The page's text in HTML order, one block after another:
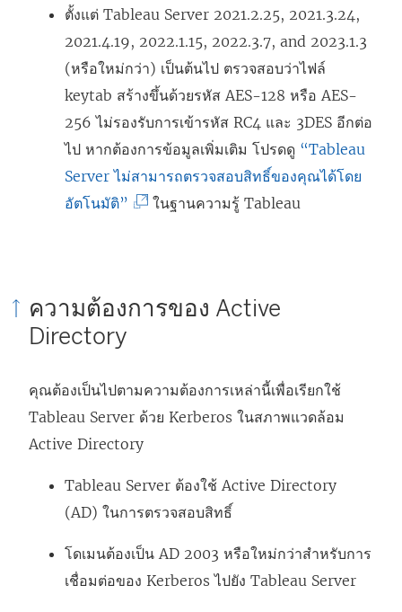
ม่
)
ตั้งแต่ Tableau Server 2021.2.25, 2021.3.24,
2021.4.19, 2022.1.15, 2022.3.7, and 2023.1.3
(หรือใหม่กว่า) เป็นต้นไป ตรวจสอบว่าไฟล์
keytab สร้างขึ้นด้วยรหัส AES-128 หรือ AES-
256 ไม่รองรับการเข้ารหัส RC4 และ 3DES อีกต่อ
ไป หากต้องการข้อมูลเพิ่มเติม โปรดดู “Tableau
Server ไม่สามารถตรวจสอบสิทธิ์ของคุณได้โดย
อัตโนมัติ”
จ
ปิ
ด
ใ
า
ต่
ในฐานความรู้ Tableau
ความต้องการของ Active
Directory
คุณต้องเป็นไปตามความต้องการเหล่านี้เพื่อเรียกใช้
Tableau Server ด้วย Kerberos ในสภาพแวดล้อม
Active Directory
Tableau Server ต้องใช้ Active Directory
(AD) ในการตรวจสอบสิทธิ์
โดเมนต้องเป็น AD 2003 หรือใหม่กว่าสำหรับการ
เชื่อมต่อของ Kerberos ไปยัง Tableau Server